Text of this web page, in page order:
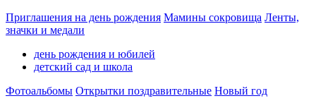
Приглашения на день рождения Мамины сокровища Ленты,
значки и медали
день рождения и юбилей
детский сад и школа
Фотоальбомы Открытки поздравительные Новый год